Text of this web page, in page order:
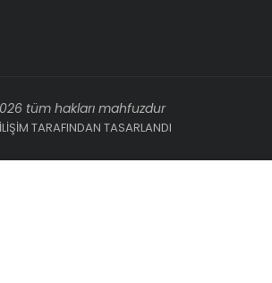
tüm hakları mahfuzdur
TARAFINDAN TASARLANDI